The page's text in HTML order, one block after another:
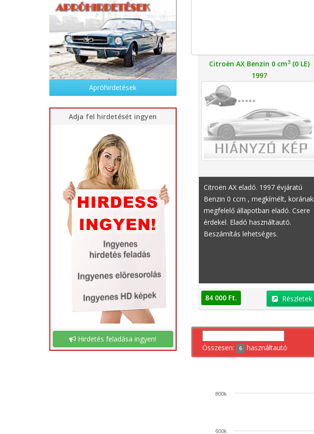
Apróhirdetések
Adja fel hirdetését ingyen
Hirdetés feladása ingyen!
Citroën AX Benzin 0 cm3(0 LE)
1997
Citroën AX eladó. 1997 évjáratú
Benzin 0 ccm , megkímélt, korának
megfelelő állapotban eladó. Csere
érdekel. Eladó használtautó.
Beszámítás lehetséges.
84 000 Ft. Részletek
Összesen: 6 használtautó
600k
800k